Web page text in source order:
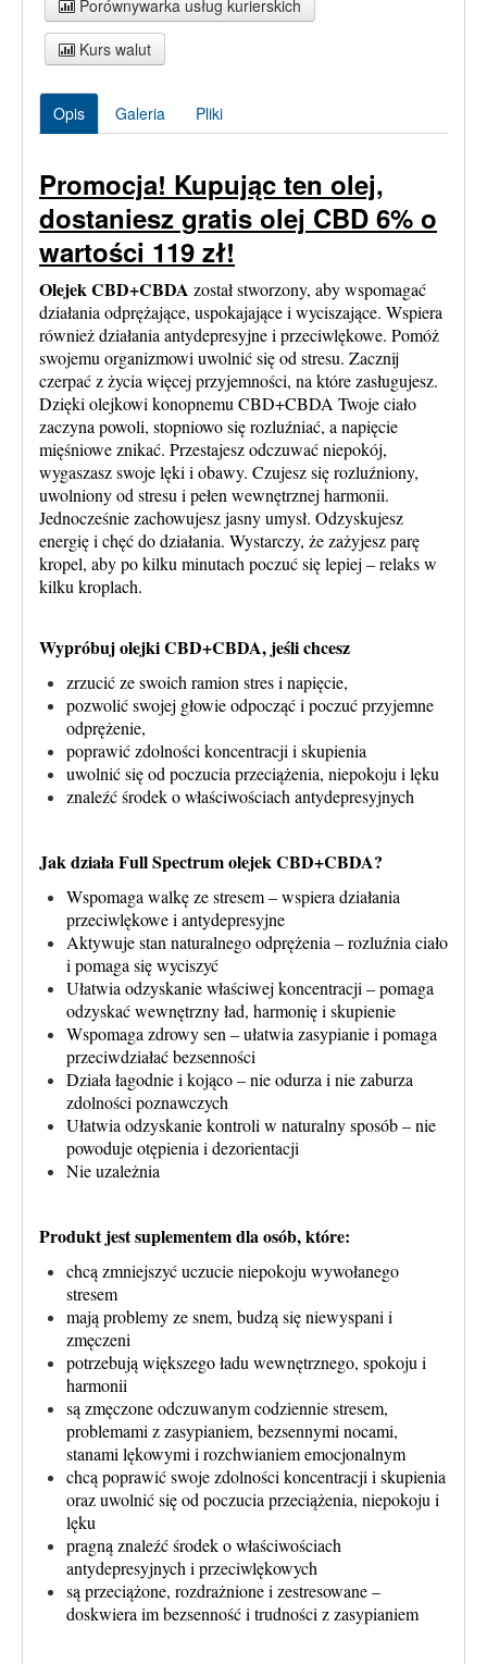
Porównywarka usług kurierskich
Kurs walut
Opis Galeria Pliki
Promocja! Kupując ten olej,
dostaniesz gratis olej CBD 6% o
wartości 119 zł!
Olejek CBD+CBDA został stworzony, aby wspomagać
działania odprężające, uspokajające i wyciszające. Wspiera
również działania antydepresyjne i przeciwlękowe. Pomóż
swojemu organizmowi uwolnić się od stresu. Zacznij
czerpać z życia więcej przyjemności, na które zasługujesz.
Dzięki olejkowi konopnemu CBD+CBDA Twoje ciało
zaczyna powoli, stopniowo się rozluźniać, a napięcie
mięśniowe znikać. Przestajesz odczuwać niepokój,
wygaszasz swoje lęki i obawy. Czujesz się rozluźniony,
uwolniony od stresu i pełen wewnętrznej harmonii.
Jednocześnie zachowujesz jasny umysł. Odzyskujesz
energię i chęć do działania. Wystarczy, że zażyjesz parę
kropel, aby po kilku minutach poczuć się lepiej – relaks w
kilku kroplach.
Wypróbuj olejki CBD+CBDA, jeśli chcesz
zrzucić ze swoich ramion stres i napięcie,
pozwolić swojej głowie odpocząć i poczuć przyjemne
odprężenie,
poprawić zdolności koncentracji i skupienia
uwolnić się od poczucia przeciążenia, niepokoju i lęku
znaleźć środek o właściwościach antydepresyjnych
Jak działa Full Spectrum olejek CBD+CBDA?
Wspomaga walkę ze stresem – wspiera działania
przeciwlękowe i antydepresyjne
Aktywuje stan naturalnego odprężenia – rozluźnia ciało
i pomaga się wyciszyć
Ułatwia odzyskanie właściwej koncentracji – pomaga
odzyskać wewnętrzny ład, harmonię i skupienie
Wspomaga zdrowy sen – ułatwia zasypianie i pomaga
przeciwdziałać bezsenności
Działa łagodnie i kojąco – nie odurza i nie zaburza
zdolności poznawczych
Ułatwia odzyskanie kontroli w naturalny sposób – nie
powoduje otępienia i dezorientacji
Nie uzależnia
Produkt jest suplementem dla osób, które:
chcą zmniejszyć uczucie niepokoju wywołanego
stresem
mają problemy ze snem, budzą się niewyspani i
zmęczeni
potrzebują większego ładu wewnętrznego, spokoju i
harmonii
są zmęczone odczuwanym codziennie stresem,
problemami z zasypianiem, bezsennymi nocami,
stanami lękowymi i rozchwianiem emocjonalnym
chcą poprawić swoje zdolności koncentracji i skupienia
oraz uwolnić się od poczucia przeciążenia, niepokoju i
lęku
pragną znaleźć środek o właściwościach
antydepresyjnych i przeciwlękowych
są przeciążone, rozdrażnione i zestresowane –
doskwiera im bezsenność i trudności z zasypianiem